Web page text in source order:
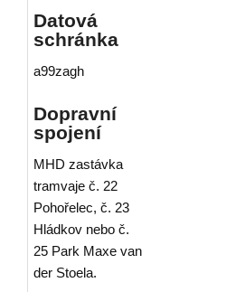
Datová
schránka
a99zagh
Dopravní
spojení
MHD zastávka
tramvaje č. 22
Pohořelec, č. 23
Hládkov nebo č.
25 Park Maxe van
der Stoela.